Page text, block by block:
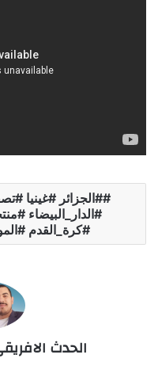
#الجزائر #غينيا
#الدار_البيضاء
#كرة_القدم
الحدث